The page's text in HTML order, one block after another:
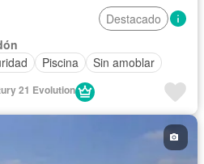
Destacado
Piscina Sin amoblar
21 Evolution